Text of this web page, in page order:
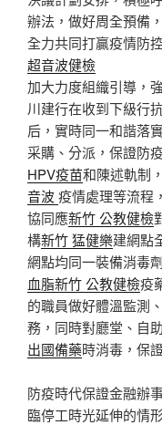
辦法，做好周全預備
全力共同打贏疫情防
超音波健檢
加大力度組織引導，強
川建行在收到下級行
后，實時同一和諧落
采購、分派，保證防
HPV疫苗和陳述軌制
音波疫情處理等流程
協同應新竹 公教健檢
構新竹 猛健樂建網點
網點均同一裝備消毒
血脂新竹 公教健檢疫
的職員做好體溫監測
務，同時對廳堂、自
出國備藥時消毒，保
防疫時代保證金融辦
臨停工時光延伸的情